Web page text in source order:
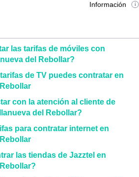
Información
las tarifas de móviles con
del Rebollar?
de TV puedes contratar en
con la atención al cliente de
del Rebollar?
para contratar internet en
las tiendas de Jazztel en